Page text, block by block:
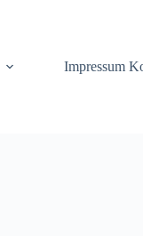
Impressum